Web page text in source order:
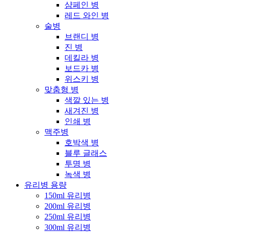
샴페인 병
레드 와인 병
술병
브랜디 병
진 병
데킬라 병
보드카 병
위스키 병
맞춤형 병
색깔 있는 병
새겨진 병
인쇄 병
맥주병
호박색 병
블루 글래스
투명 병
녹색 병
유리병 용량
150ml 유리병
200ml 유리병
250ml 유리병
300ml 유리병